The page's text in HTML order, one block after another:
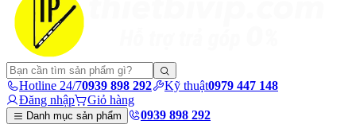
Hotline 24/70939 898 292 Kỹ thuật0979 447 148
Đăng nhập
Giỏ hàng
Danh mục sản phẩm 0939 898 292